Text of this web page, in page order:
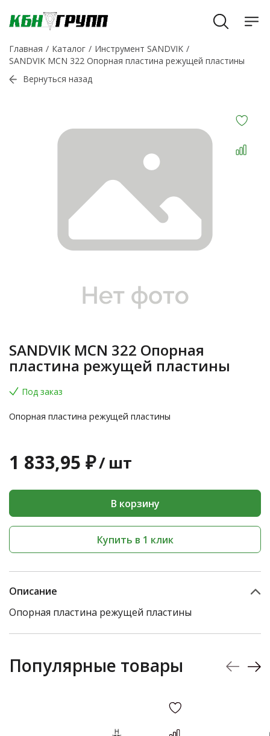
Главная Каталог
Инструмент SANDVIK
SANDVIK MCN 322 Опорная пластина режущей пластины
Вернуться назад
SANDVIK MCN 322 Опорная
пластина режущей пластины
Под заказ
Опорная пластина режущей пластины
1 833,95 ₽/ шт
В корзину
Купить в 1 клик
Описание
Опорная пластина режущей пластины
Популярные товары